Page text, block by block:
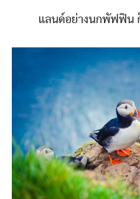
แลนด์อย่างนกพัฟฟิน